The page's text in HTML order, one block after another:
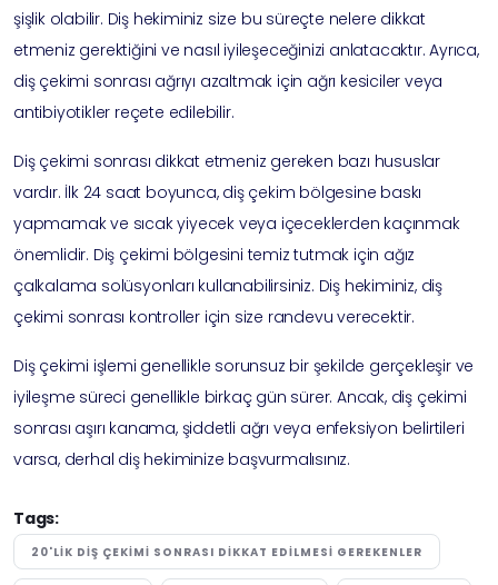
şişlik olabilir. Diş hekiminiz size bu süreçte nelere dikkat
etmeniz gerektiğini ve nasıl iyileşeceğinizi anlatacaktır. Ayrıca,
diş çekimi sonrası ağrıyı azaltmak için ağrı kesiciler veya
antibiyotikler reçete edilebilir.
Diş çekimi sonrası dikkat etmeniz gereken bazı hususlar
vardır. İlk 24 saat boyunca, diş çekim bölgesine baskı
yapmamak ve sıcak yiyecek veya içeceklerden kaçınmak
önemlidir. Diş çekimi bölgesini temiz tutmak için ağız
çalkalama solüsyonları kullanabilirsiniz. Diş hekiminiz, diş
çekimi sonrası kontroller için size randevu verecektir.
Diş çekimi işlemi genellikle sorunsuz bir şekilde gerçekleşir ve
iyileşme süreci genellikle birkaç gün sürer. Ancak, diş çekimi
sonrası aşırı kanama, şiddetli ağrı veya enfeksiyon belirtileri
varsa, derhal diş hekiminize başvurmalısınız.
Tags:
20'LIK DIŞ ÇEKIMI SONRASI DIKKAT EDILMESI GEREKENLER